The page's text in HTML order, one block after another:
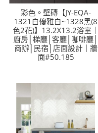
彩色。壁磚【JY-EQA-
1321白優雅白~1328黑(8
色2花)】13.2X13.2浴室｜
廚房│梯廳│客廳│咖啡廳│
商辦│民宿│店面設計｜牆
面#50.185